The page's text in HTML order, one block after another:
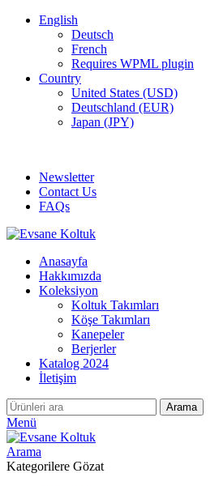
English
Deutsch
French
Requires WPML plugin
Country
United States (USD)
Deutschland (EUR)
Japan (JPY)
Newsletter
Contact Us
FAQs
Anasayfa
Hakkımızda
Koleksiyon
Koltuk Takımları
Köşe Takımları
Kanepeler
Berjerler
Katalog 2024
İletişim
Arama
Menü
Arama
Kategorilere Gözat